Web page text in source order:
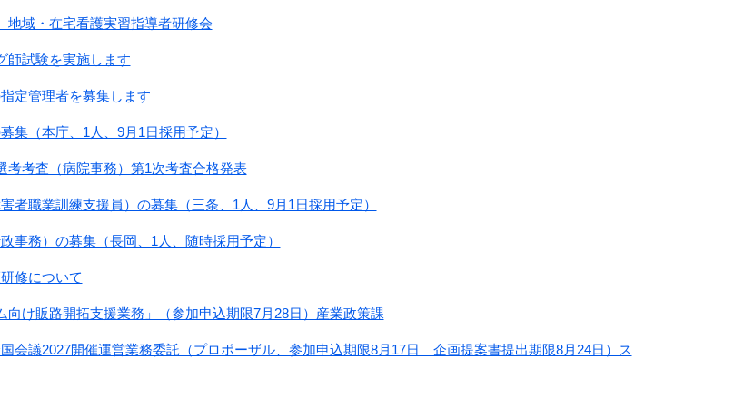
地域・在宅看護実習指導者研修会
師試験を実施します
定管理者を募集します
集（本庁、1人、9月1日採用予定）
考査（病院事務）第1次考査合格発表
者職業訓練支援員）の募集（三条、1人、9月1日採用予定）
事務）の募集（長岡、1人、随時採用予定）
修について
向け販路開拓支援業務」（参加申込期限7月28日）産業政策課
会議2027開催運営業務委託（プロポーザル、参加申込期限8月17日 企画提案書提出期限8月24日）ス